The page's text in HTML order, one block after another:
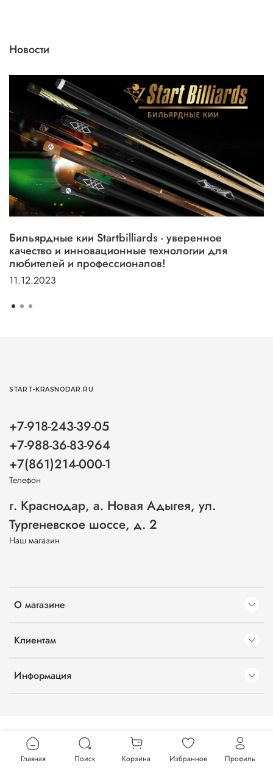
Новости
Бильярдные кии Startbilliards - уверенное
качество и инновационные технологии для
любителей и профессионалов!
11.12.2023
О магазине
Клиентам
Информация
START-KRASNODAR.RU
+7-918-243-39-05
+7-988-36-83-964
+7(861)214-000-1
Телефон
г. Краснодар, а. Новая Адыгея, ул.
Тургеневское шоссе, д. 2
Наш магазин
Главная Поиск Корзина Избранное Профиль